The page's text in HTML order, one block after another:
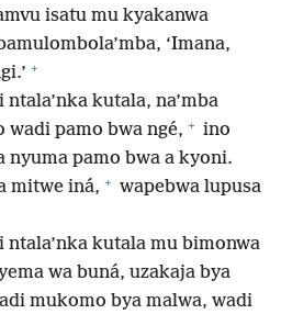
isatu mu kyakanwa
‘Imana,
+
kutala, na’mba
wadi pamo bwa ngé, + ino
nyuma pamo bwa a kyoni.
mitwe iná, + wapebwa lupusa
ntala’nka kutala mu bimonwa
wa buná, uzakaja bya
mukomo bya malwa, wadi